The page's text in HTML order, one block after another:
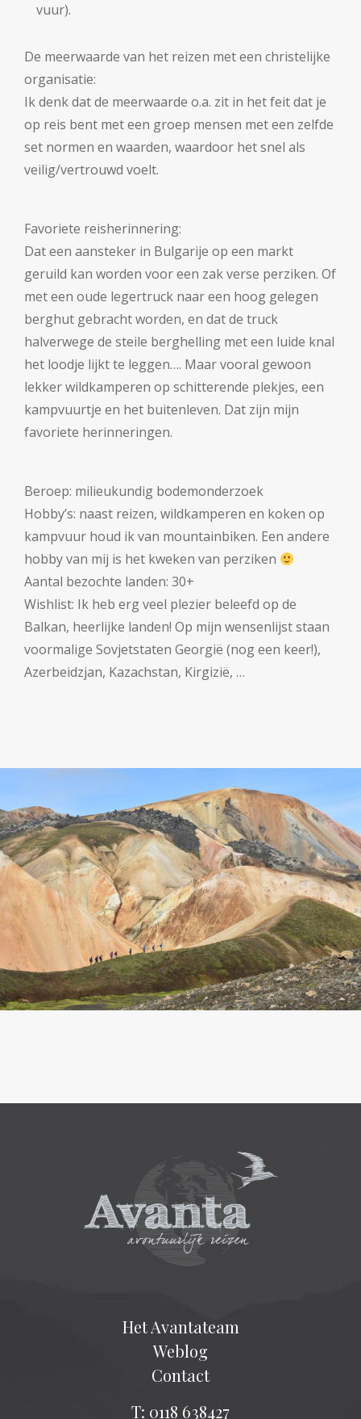
vuur).
De meerwaarde van het reizen met een christelijke
organisatie:
Ik denk dat de meerwaarde o.a. zit in het feit dat je
op reis bent met een groep mensen met een zelfde
set normen en waarden, waardoor het snel als
veilig/vertrouwd voelt.
Favoriete reisherinnering:
Dat een aansteker in Bulgarije op een markt
geruild kan worden voor een zak verse perziken. Of
met een oude legertruck naar een hoog gelegen
berghut gebracht worden, en dat de truck
halverwege de steile berghelling met een luide knal
het loodje lijkt te leggen…. Maar vooral gewoon
lekker wildkamperen op schitterende plekjes, een
kampvuurtje en het buitenleven. Dat zijn mijn
favoriete herinneringen.
Beroep: milieukundig bodemonderzoek
Hobby’s: naast reizen, wildkamperen en koken op
kampvuur houd ik van mountainbiken. Een andere
hobby van mij is het kweken van perziken
Aantal bezochte landen: 30+
Wishlist: Ik heb erg veel plezier beleefd op de
Balkan, heerlijke landen! Op mijn wensenlijst staan
voormalige Sovjetstaten Georgië (nog een keer!),
Azerbeidzjan, Kazachstan, Kirgizië, …
Het Avantateam
Weblog
Contact
T: 0118 638427